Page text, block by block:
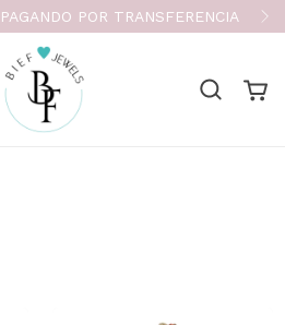
POR TRANSFERENCIA